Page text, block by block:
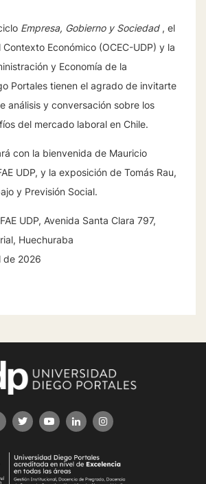
Empresa, Gobierno y Sociedad, el
Económico (OCEC-UDP) y la
y Economía de la
Portales tienen el agrado de invitarte
análisis y conversación sobre los
del mercado laboral en Chile.
con la bienvenida de Mauricio
UDP, y la exposición de Tomás Rau,
y Previsión Social.
UDP, Avenida Santa Clara 797,
Huechuraba
de 2026